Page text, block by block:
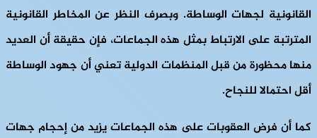
القانونية لجهات الوساطة. وبصرف النظر عن المخاطر القانونية
المترتبة على الارتباط بمثل هذه الجماعات، فإن حقيقة أن العديد
منها محظورة من قبل المنظمات الدولية تعني أن جهود الوساطة
أقل احتمالا للنجاح.
كما أن فرض العقوبات على هذه الجماعات يزيد من إحجام جهات